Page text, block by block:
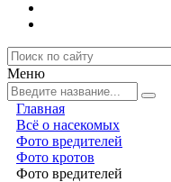
Меню
Главная
Всё о насекомых
Фото вредителей
Фото кротов
Фото вредителей